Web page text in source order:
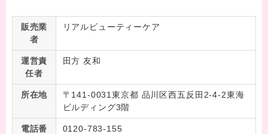
販売業
者
リアルビューティーケア
運営責
任者
田方 友和
所在地
〒141-0031東京都 品川区西五反田2-4-2東海
ビルディング3階
電話番 0120-783-155